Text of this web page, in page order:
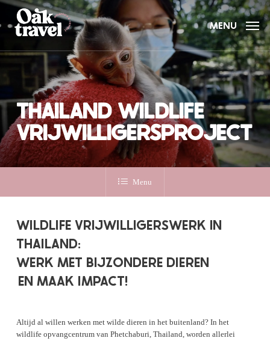
Skip
main
MENU
THAILAND WILDLIFE
VRIJWILLIGERSPROJECT
Menu
WILDLIFE VRIJWILLIGERSWERK IN
THAILAND:
WERK MET BIJZONDERE DIEREN
EN MAAK IMPACT!
Altijd al willen werken met wilde dieren in het buitenland? In het
wildlife opvangcentrum van Phetchaburi, Thailand, worden allerlei